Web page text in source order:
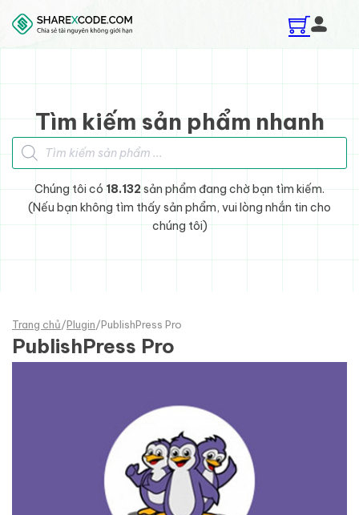
Skip to main content
Skip to footer
Tìm kiếm sản phẩm nhanh
Tìm kiếm sản phẩm
Chúng tôi có 18.132sản phẩm đang chờ bạn tìm kiếm.
(Nếu bạn không tìm thấy sản phẩm, vui lòng nhắn tin cho
chúng tôi)
Trang chủ/Plugin/PublishPress Pro
PublishPress Pro